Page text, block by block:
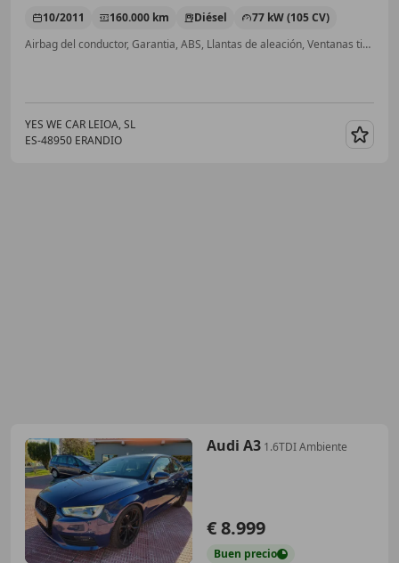
10/2011 160.000 km Diésel
77 kW (105 CV)
Airbag del conductor, Garantia, ABS, Llantas de aleación, Ventanas tintadas, Airbags laterales, Retrovisores laterales eléctricos, Control de tracción
YES WE CAR LEIOA, SL
ES-48950 ERANDIO
Audi A3 1.6TDI Ambiente
€ 8.999
Buen precio